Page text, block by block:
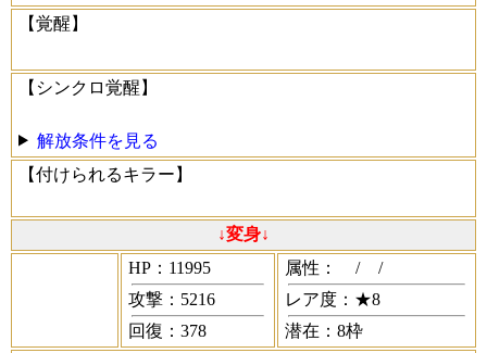
【覚醒】
【シンクロ覚醒】
解放条件を見る
【付けられるキラー】
↓変身↓
HP：11995
攻撃：5216
回復：378
属性： /
/
レア度：★8
潜在：8枠